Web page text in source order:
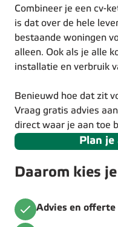
Combineer je een cv-
is dat over de hele
bestaande woningen
alleen. Ook als je alle
installatie en verbruik
Benieuwd hoe dat zit
Vraag gratis advies
direct waar je aan toe
Plan
Daarom kies
Advies en offerte